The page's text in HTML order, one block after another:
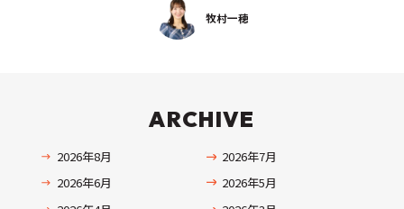
牧村一穂
ARCHIVE
2026年8月
2026年7月
2026年6月
2026年5月